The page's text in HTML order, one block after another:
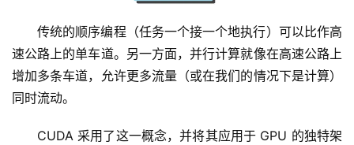
传统的顺序编程（任务一个接一个地执行）可以比作高
速公路上的单车道。另一方面，并​​行计算就像在高速公路上
增加多条车道，允许更多流量（或在我们的情况下是计算）
同时流动。
CUDA 采用了这一概念，并将其应用于 GPU 的独特架